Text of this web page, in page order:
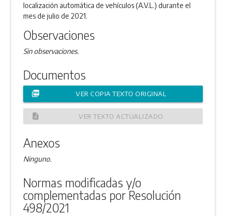
localización automática de vehículos (A.V.L.) durante el
mes de julio de 2021.
Observaciones
Sin observaciones.
Documentos
picture_as_pdf VER COPIA TEXTO ORIGINAL
description VER TEXTO ACTUALIZADO
Anexos
Ninguno.
Normas modificadas y/o
complementadas por Resolución
498/2021